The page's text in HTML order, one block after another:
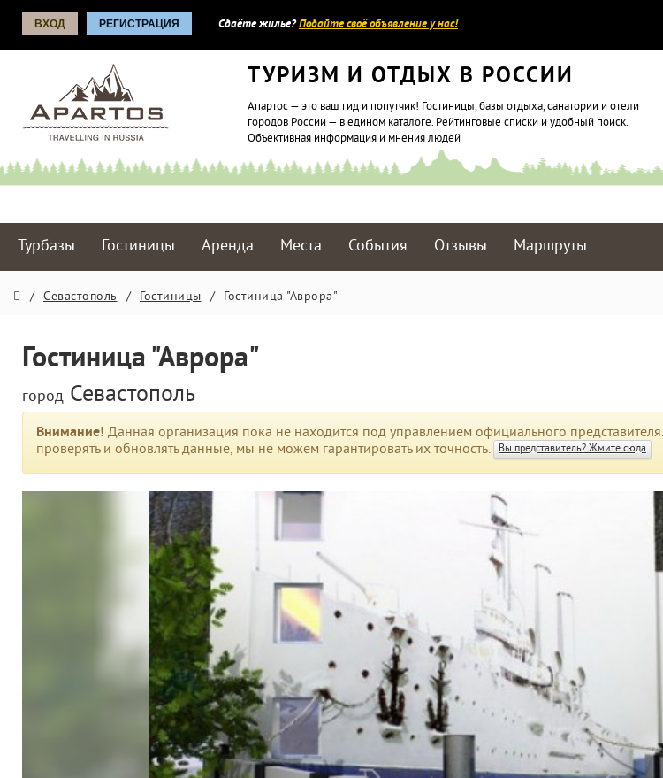
ВХОД РЕГИСТРАЦИЯ Сдаёте жилье?Подайте своё объявление у нас!
ТУРИЗМ И ОТДЫХ В РОССИИ
Апартос — это ваш гид и попутчик! Гостиницы, базы отдыха, санатории и отели
городов России — в едином каталоге. Рейтинговые списки и удобный поиск.
Объективная информация и мнения людей
Турбазы Гостиницы Аренда Места События Отзывы Маршруты
/ Севастополь / Гостиницы / Гостиница "Аврора"
Гостиница "Аврора"
город Севастополь
Внимание! Данная организация пока не находится под управлением официального
проверять и обновлять данные, мы не можем гарантировать их точность. Вы представитель? Жмите сюда